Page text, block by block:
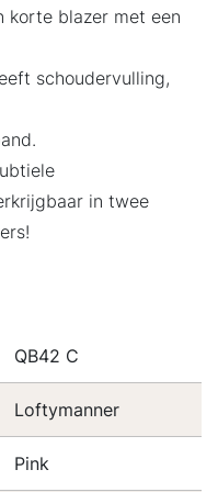
korte blazer met een
schoudervulling,
in twee
QB42 C
Loftymanner
Pink